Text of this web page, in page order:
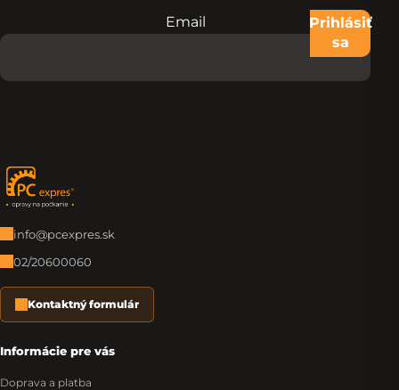
Nevypĺňajte toto pole:
Email
Prihlásiť
sa
Zápätie
info@pcexpres.sk
02/20600060
Kontaktný formulár
Informácie pre vás
Doprava a platba